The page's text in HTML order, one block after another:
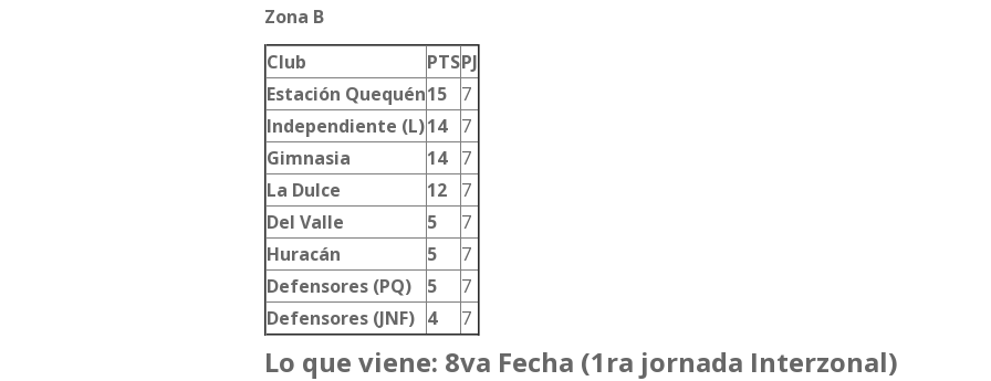
Zona B
Club
PTSPJ
Estación Quequén15
7
Independiente (L)14
7
Gimnasia
14
7
La Dulce
12
7
Del Valle
5
7
Huracán
5
7
Defensores (PQ)
5
7
Defensores (JNF) 4 7
Lo que viene: 8va Fecha (1ra jornada Interzonal)